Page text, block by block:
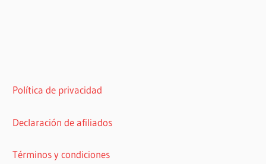
Política de privacidad
Declaración de afiliados
Términos y condiciones